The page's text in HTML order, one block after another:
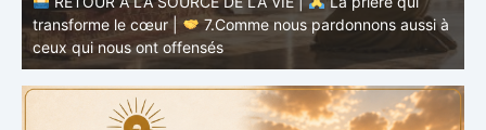
RETOUR À LA SOURCE DE LA VIE |
La prière qui
transforme le cœur |
6.Et pardonne-nous nos offenses